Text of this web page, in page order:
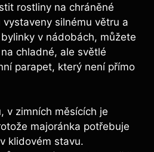
rostliny na chráněné
silnému větru a
v nádobách, můžete
chladné, ale světlé
parapet, který není přímo
, v zimních měsících je
majoránka potřebuje
klidovém stavu.